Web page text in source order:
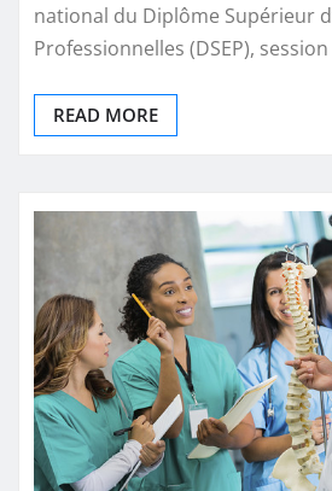
national du Diplôme Supérieur
Professionnelles (DSEP),
READ MORE